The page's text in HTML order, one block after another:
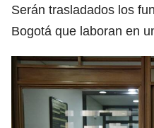
Serán trasladados los
Bogotá que laboran en